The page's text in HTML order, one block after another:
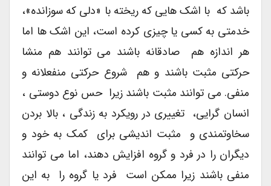
باشد که با اشک هایی که ریخته با «دلی که سوزانده»،
خدمتی به کسی یا چیزی کرده است، این اشک ها اما
هر اندازه هم صادقانه باشند می توانند هم منشا
حرکتی مثبت باشند و هم شروع حرکتی منفعلانه و
منفی. می توانند مثبت باشند زیرا حس نوع دوستی ،
انسان گرایی، تغییری در رویکرد به زندگی ، بالا بردن
سخاوتمندی و مثبت اندیشی برای کمک به خود و
دیگران را در فرد و گروه افزایش دهند، اما می توانند
منفی باشند زیرا ممکن است فرد یا گروه را به این